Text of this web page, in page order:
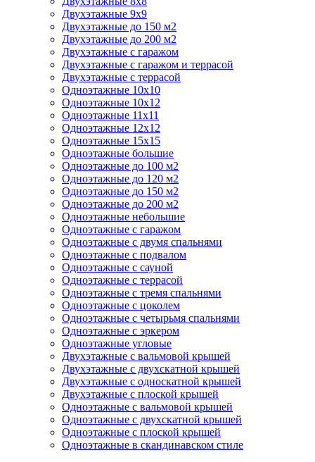
Двухэтажные 9х9
Двухэтажные до 150 м2
Двухэтажные до 200 м2
Двухэтажные с гаражом
Двухэтажные с гаражом и террасой
Двухэтажные с террасой
Одноэтажные 10х10
Одноэтажные 10х12
Одноэтажные 11х11
Одноэтажные 12х12
Одноэтажные 15х15
Одноэтажные большие
Одноэтажные до 100 м2
Одноэтажные до 120 м2
Одноэтажные до 150 м2
Одноэтажные до 200 м2
Одноэтажные небольшие
Одноэтажные с гаражом
Одноэтажные с двумя спальнями
Одноэтажные с подвалом
Одноэтажные с сауной
Одноэтажные с террасой
Одноэтажные с тремя спальнями
Одноэтажные с цоколем
Одноэтажные с четырьмя спальнями
Одноэтажные с эркером
Одноэтажные угловые
Двухэтажные с вальмовой крышей
Двухэтажные с двухскатной крышей
Двухэтажные с односкатной крышей
Двухэтажные с плоской крышей
Одноэтажные с вальмовой крышей
Одноэтажные с двухскатной крышей
Одноэтажные с плоской крышей
Одноэтажные в скандинавском стиле